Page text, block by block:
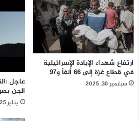
ارتفاع شهداء الإبادة الإسرائيلية
في قطاع غزة إلى 66 ألفاً و97
سبتمبر 30, 2025
عاجل
الجن
يناير 25, 2016